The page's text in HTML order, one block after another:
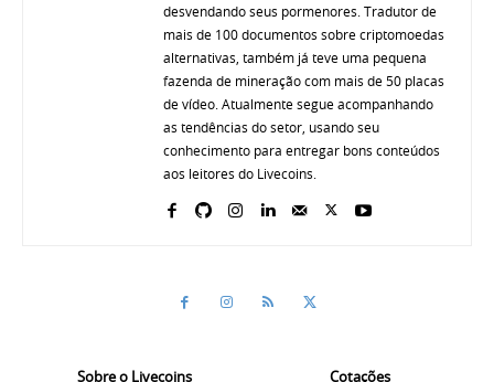
desvendando seus pormenores. Tradutor de
mais de 100 documentos sobre criptomoedas
alternativas, também já teve uma pequena
fazenda de mineração com mais de 50 placas
de vídeo. Atualmente segue acompanhando
as tendências do setor, usando seu
conhecimento para entregar bons conteúdos
aos leitores do Livecoins.
Sobre o Livecoins Cotações